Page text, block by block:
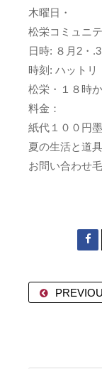
木曜日・
松栄コミュニ
日時: ８月2・
時刻: ハットリ
松栄・１８時
料金： １回
紙代１００円
夏の生活と道
お問い合わせ